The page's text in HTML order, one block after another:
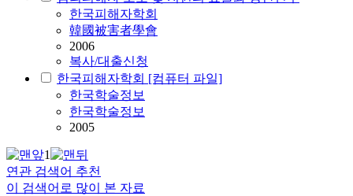
한국피해자학회
韓國被害者學會
2006
복사/대출신청
한국피해자학회 [컴퓨터 파일]
한국학술정보
한국학술정보
2005
1
연관 검색어 추천
이 검색어로 많이 본 자료